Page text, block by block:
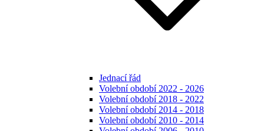
Jednací řád
Volební období 2022 - 2026
Volební období 2018 - 2022
Volební období 2014 - 2018
Volební období 2010 - 2014